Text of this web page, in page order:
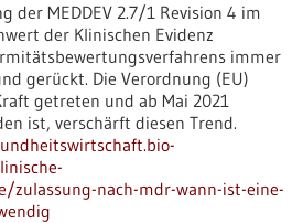
der MEDDEV 2.7/1 Revision 4 im
der Klinischen Evidenz
immer
gerückt. Die Verordnung (EU)
getreten und ab Mai 2021
ist, verschärft diesen Trend.
zulassung-nach-mdr-wann-ist-eine-